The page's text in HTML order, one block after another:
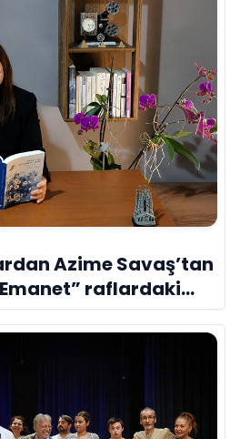
Azime Savaş’tan
raflardaki